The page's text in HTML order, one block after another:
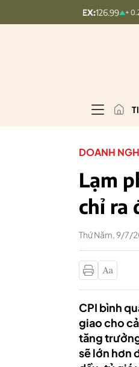
+ 0.29 (+0.23%)
DOANH
Lạm
chỉ ra
Thứ Năm, 9/7/
CPI bình
giao cho
tăng
sẽ lớn hơn